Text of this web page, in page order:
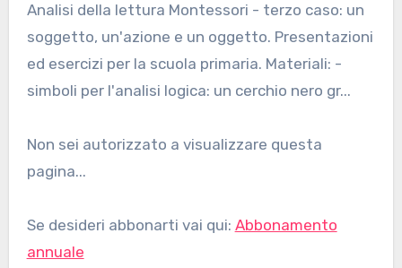
Analisi della lettura Montessori - terzo caso: un
soggetto, un'azione e un oggetto. Presentazioni
ed esercizi per la scuola primaria. Materiali: -
simboli per l'analisi logica: un cerchio nero gr...
Non sei autorizzato a visualizzare questa
pagina...
Se desideri abbonarti vai qui: Abbonamento
annuale